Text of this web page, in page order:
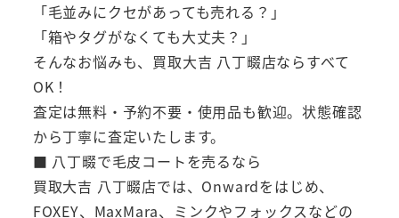
「毛並みにクセがあっても売れる？」
「箱やタグがなくても大丈夫？」
そんなお悩みも、買取大吉 八丁畷店ならすべて
OK！
査定は無料・予約不要・使用品も歓迎。状態確認
から丁寧に査定いたします。
■ 八丁畷で毛皮コートを売るなら
買取大吉 八丁畷店では、Onwardをはじめ、
FOXEY、MaxMara、ミンクやフォックスなどの